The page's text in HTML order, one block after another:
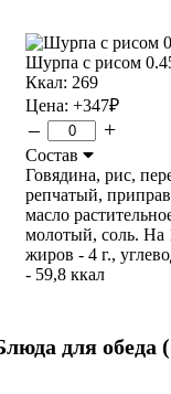
Шурпа с рисом
Ккал: 269
Цена: +347₽
– +
Состав
Говядина, рис,
репчатый,
масло
молотый, соль. На
жиров - 4 г.,
- 59,8 ккал
для обеда